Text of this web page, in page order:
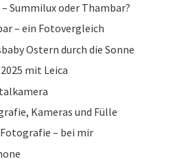
Summilux oder Thambar?
– ein Fotovergleich
Ostern durch die Sonne
mit Leica
Kameras und Fülle
– bei mir